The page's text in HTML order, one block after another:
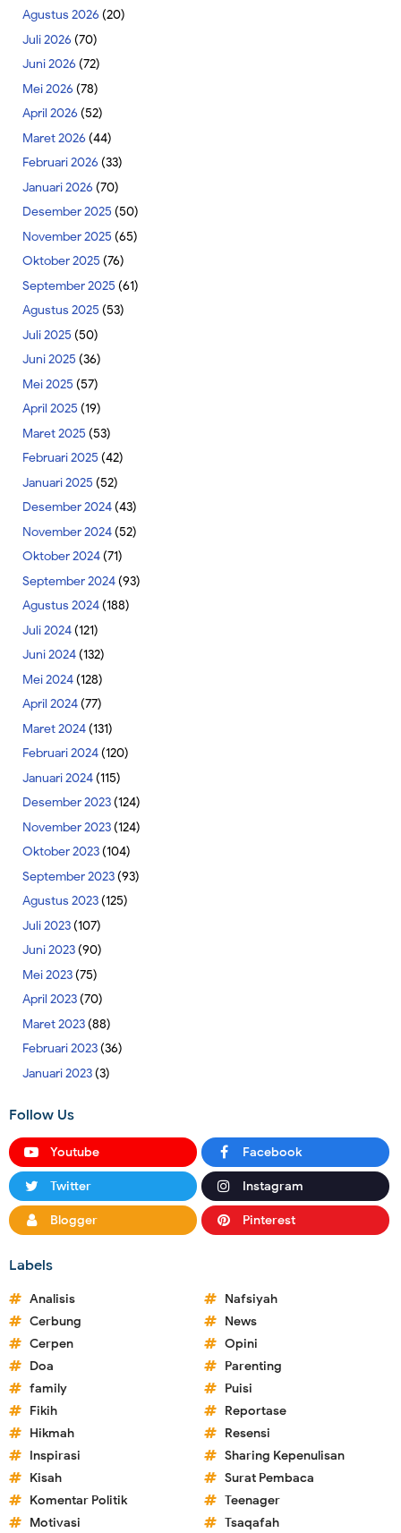
Agustus 2026 (20)
Juli 2026 (70)
Juni 2026 (72)
Mei 2026 (78)
April 2026 (52)
Maret 2026 (44)
Februari 2026 (33)
Januari 2026 (70)
Desember 2025 (50)
November 2025 (65)
Oktober 2025 (76)
September 2025 (61)
Agustus 2025 (53)
Juli 2025 (50)
Juni 2025 (36)
Mei 2025 (57)
April 2025 (19)
Maret 2025 (53)
Februari 2025 (42)
Januari 2025 (52)
Desember 2024(43)
November 2024(52)
Oktober 2024(71)
September 2024(93)
Agustus 2024(188)
Juli 2024(121)
Juni 2024(132)
Mei 2024(128)
April 2024(77)
Maret 2024(131)
Februari 2024(120)
Januari 2024(115)
Desember 2023(124)
November 2023(124)
Oktober 2023(104)
September 2023(93)
Agustus 2023(125)
Juli 2023(107)
Juni 2023(90)
Mei 2023(75)
April 2023(70)
Maret 2023(88)
Februari 2023(36)
Januari 2023(3)
Follow Us
Youtube Facebook
Twitter Instagram
Blogger Pinterest
Labels
Analisis
Cerbung
Cerpen
Doa
family
Fikih
Hikmah
Inspirasi
Kisah
Komentar Politik
Motivasi
Nafsiyah
News
Opini
Parenting
Puisi
Reportase
Resensi
Sharing Kepenulisan
Surat Pembaca
Teenager
Tsaqafah